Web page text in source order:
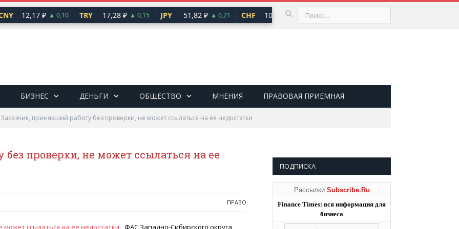
12,17 ₽ ▲ 0,10 TRY 17,28 ₽ ▲ 0,15 JPY 51,82 ₽ ▲ 0,21 CHF 101,30 ₽ ▲ 0,64 USD
БИЗНЕС ДЕНЬГИ ОБЩЕСТВО МНЕНИЯ ПРАВОВАЯ ПРИЕМНАЯ
Заказчик, принявший работу без проверки, не может ссылаться на ее недостатки
проверки, не может ссылаться на ее
ПРАВО
ФАС Западно-Сибирского округа
ПОДПИСКА
Рассылки Subscribe.Ru
Finance Times: вся информация для
бизнеса